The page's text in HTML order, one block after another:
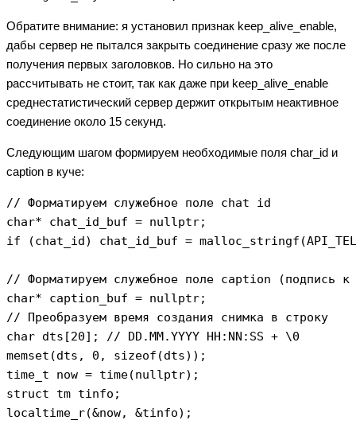
Обратите внимание: я установил признак keep_alive_enable,
дабы сервер не пытался закрыть соединение сразу же после
получения первых заголовков. Но сильно на это
рассчитывать не стоит, так как даже при keep_alive_enable
среднестатистический сервер держит открытым неактивное
соединение около 15 секунд.
Следующим шагом формируем необходимые поля char_id и
caption в куче:
// Форматируем служебное поле chat id
char* chat_id_buf = nullptr;
if (chat_id) chat_id_buf =
// Форматируем служебное поле caption (подпись к
char* caption_buf = nullptr;
// Преобразуем время создания снимка в строку
char dts[20]; // DD.MM.YYYY HH:NN:SS + \0
memset(dts, 0, sizeof(dts));
time_t now = time(nullptr);
struct tm tinfo;
localtime_r(&now, &tinfo);